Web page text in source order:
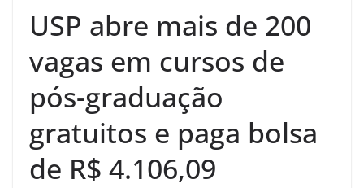
USP abre mais de 200
vagas em cursos de
pós-graduação
gratuitos e paga bolsa
de R$ 4.106,09